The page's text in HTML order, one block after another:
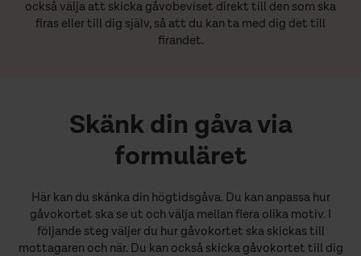
också välja att skicka gåvobeviset direkt till den som ska
firas eller till dig själv, så att du kan ta med dig det till
firandet.
Skänk din gåva via
formuläret
Här kan du skänka din högtidsgåva. Du kan anpassa hur
gåvokortet ska se ut och välja mellan flera olika motiv. I
följande steg väljer du hur gåvokortet ska skickas till
mottagaren och när. Du kan också skicka gåvokortet till dig